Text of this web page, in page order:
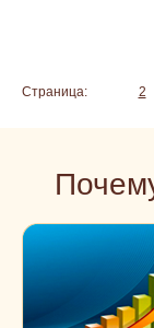
Страница: 2